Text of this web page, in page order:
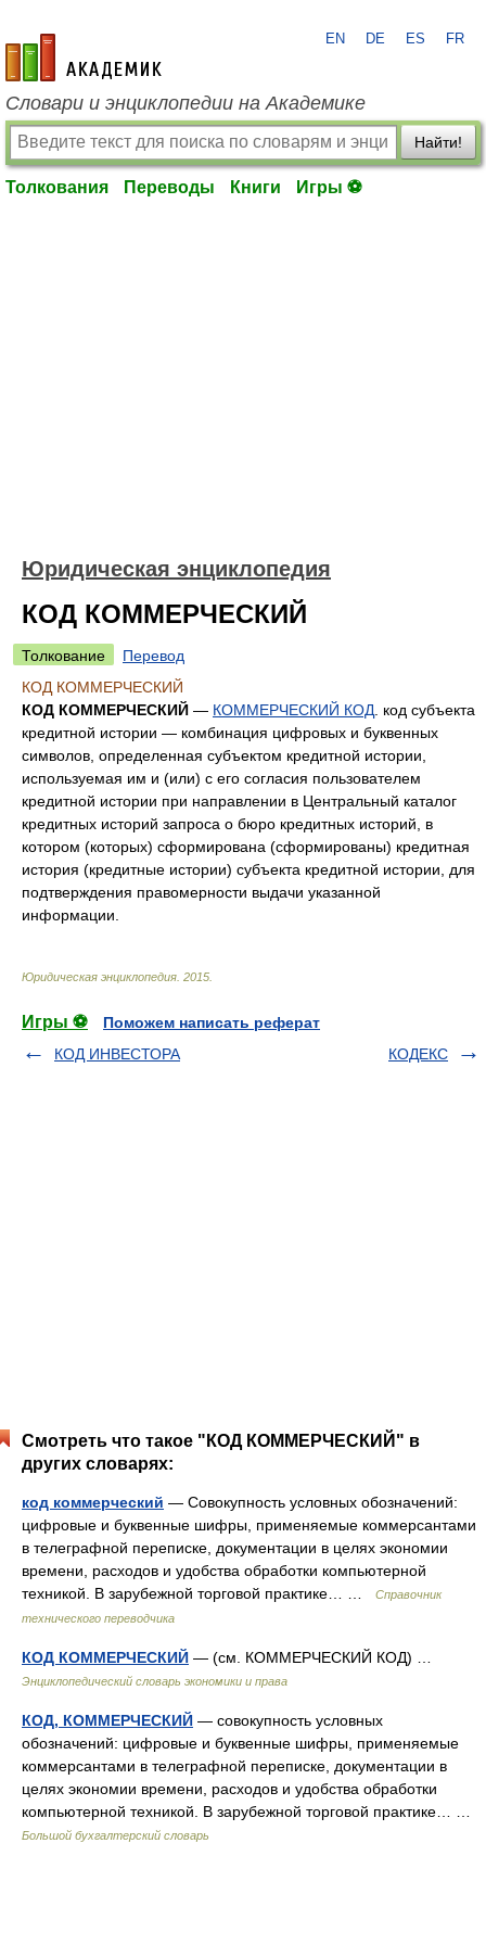
academic.ru
EN DE ES FR
Словари и энциклопедии на Академике
Найти!
Толкования Переводы Книги Игры ⚽
Юридическая энциклопедия
КОД КОММЕРЧЕСКИЙ
Толкование
Перевод
КОД КОММЕРЧЕСКИЙ
КОД КОММЕРЧЕСКИЙ — КОММЕРЧЕСКИЙ КОД . код субъекта
кредитной истории — комбинация цифровых и буквенных
символов, определенная субъектом кредитной истории,
используемая им и (или) с его согласия пользователем
кредитной истории при направлении в Центральный каталог
кредитных историй запроса о бюро кредитных историй, в
котором (которых) сформирована (сформированы) кредитная
история (кредитные истории) субъекта кредитной истории, для
подтверждения правомерности выдачи указанной
информации.
Юридическая энциклопедия 2015
Игры ⚽
Поможем написать реферат
КОД ИНВЕСТОРА
КОДЕКС
Смотреть что такое "КОД КОММЕРЧЕСКИЙ" в
других словарях:
код коммерческий — Совокупность условных обозначений:
цифровые и буквенные шифры, применяемые коммерсантами
в телеграфной переписке, документации в целях экономии
времени, расходов и удобства обработки компьютерной
техникой. В зарубежной торговой практике… …
Справочник
технического переводчика
КОД КОММЕРЧЕСКИЙ — (см. КОММЕРЧЕСКИЙ КОД) …
Энциклопедический словарь экономики и права
КОД, КОММЕРЧЕСКИЙ — совокупность условных
обозначений: цифровые и буквенные шифры, применяемые
коммерсантами в телеграфной переписке, документации в
целях экономии времени, расходов и удобства обработки
компьютерной техникой. В зарубежной торговой практике… …
Большой бухгалтерский словарь